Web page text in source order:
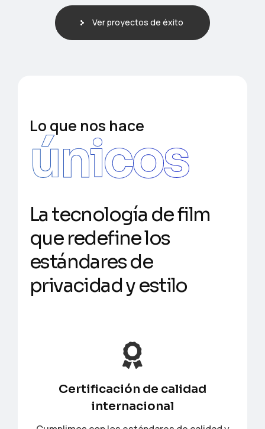
Ver proyectos de éxito
Lo que nos hace
únicos
La tecnología defilm
que redefinelos
estándaresde
privacidadyestilo
Certificación de calidad
internacional